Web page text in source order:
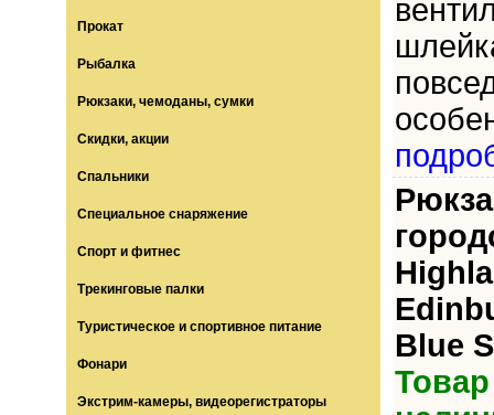
Прокат
Рыбалка
Рюкзаки, чемоданы, сумки
Скидки, акции
Спальники
Специальное снаряжение
Спорт и фитнес
Трекинговые палки
Туристическое и спортивное питание
Фонари
Экстрим-камеры, видеорегистраторы
Blue